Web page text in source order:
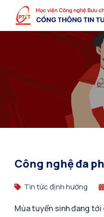
Công nghệ đa
Tin tức định hướng
Mùa tuyển sinh đang tới